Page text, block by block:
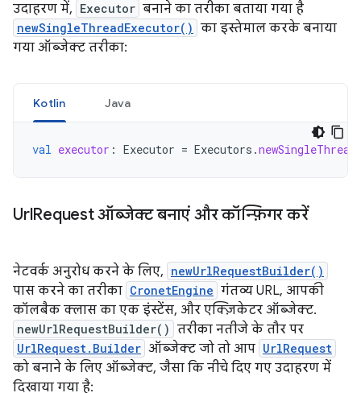
उदाहरण में, Executor बनाने का तरीका बताया गया है
newSingleThreadExecutor() का इस्तेमाल करके बनाया
गया ऑब्जेक्ट तरीका:
Kotlin Java
val executor : Executor = Executors .
UrlRequest ऑब्जेक्ट बनाएं और कॉन्फ़िगर करें
नेटवर्क अनुरोध करने के लिए, newUrlRequestBuilder()
पास करने का तरीका CronetEngine गंतव्य URL, आपकी
कॉलबैक क्लास का एक इंस्टेंस, और एक्ज़िकेटर ऑब्जेक्ट.
newUrlRequestBuilder() तरीका नतीजे के तौर पर
UrlRequest.Builder ऑब्जेक्ट जो तो आप UrlRequest
को बनाने के लिए ऑब्जेक्ट, जैसा कि नीचे दिए गए उदाहरण में
दिखाया गया है: